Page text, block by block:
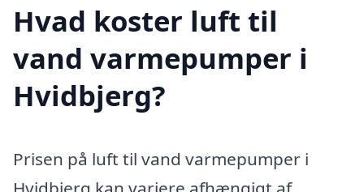
Hvad koster luft til
vand varmepumper i
Hvidbjerg?
Prisen på luft til vand varmepumper i